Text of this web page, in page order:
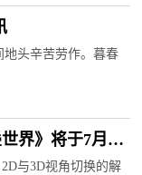
地头辛苦劳作。暮春
界》将于7月24
与3D视角切换的解